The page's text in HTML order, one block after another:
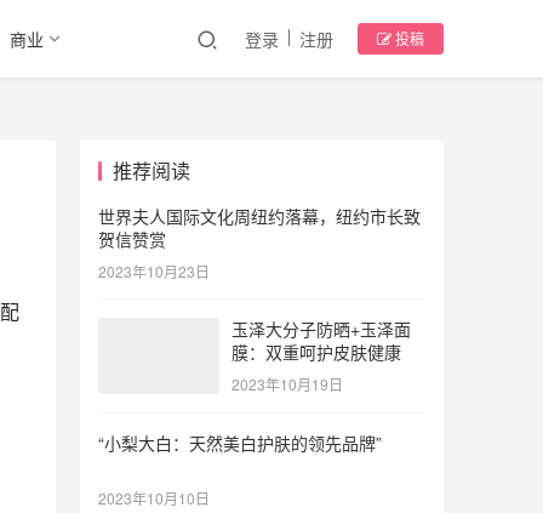
商业 登录 注册 投稿
推荐阅读
世界夫人国际文化周纽约落幕，纽约市长致
贺信赞赏
2023年10月23日
玉泽大分子防晒+玉泽面
膜：双重呵护皮肤健康
2023年10月19日
“小梨大白：天然美白护肤的领先品牌”
2023年10月10日